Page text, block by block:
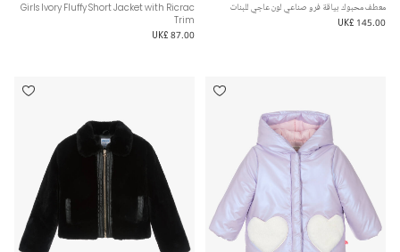
معطف محبوك بياقة فرو صناعي لون عاجي للبنات
UK£ 145.00
Girls Ivory Fluffy Short Jacket with Ricrac
Trim
UK£ 87.00